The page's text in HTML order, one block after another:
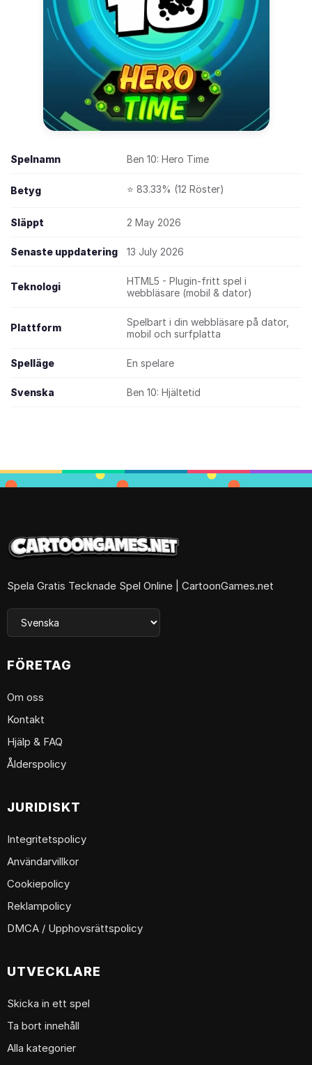
Spelnamn Ben 10: Hero Time
Betyg ⭐ 83.33% (12 Röster)
Släppt 2 May 2026
Senaste uppdatering 13 July 2026
Teknologi
HTML5 - Plugin-fritt spel i
webbläsare (mobil & dator)
Plattform
Spelbart i din webbläsare på dator,
mobil och surfplatta
Spelläge En spelare
Svenska Ben 10: Hjältetid
Spela Gratis Tecknade Spel Online | CartoonGames.net
FÖRETAG
Om oss
Kontakt
Hjälp & FAQ
Ålderspolicy
JURIDISKT
Integritetspolicy
Användarvillkor
Cookiepolicy
Reklampolicy
DMCA / Upphovsrättspolicy
UTVECKLARE
Skicka in ett spel
Ta bort innehåll
Alla kategorier